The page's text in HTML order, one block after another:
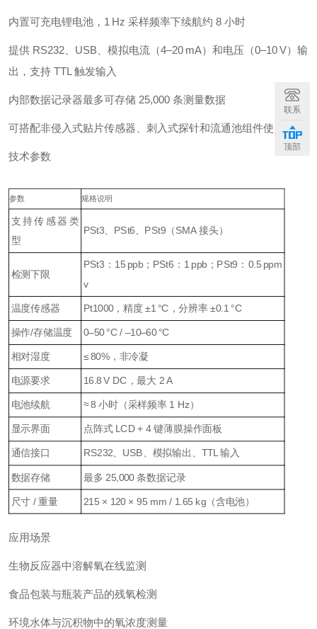
内置可充电锂电池，1 Hz 采样频率下续航约 8 小时
提供 RS232、USB、模拟电流（4–20 mA）和电压（0–10 V）输
出，支持 TTL 触发输入
内部数据记录器最多可存储 25,000 条测量数据
可搭配非侵入式贴片传感器、刺入式探针和流通池组件使用
技术参数
参数 规格说明
支持传感器类
型
PSt3、PSt6、PSt9（SMA 接头）
检测下限
PSt3：15 ppb；PSt6：1 ppb；PSt9：0.5 ppm
v
温度传感器 Pt1000，精度 ±1 °C，分辨率 ±0.1 °C
操作/存储温度 0–50 °C / –10–60 °C
相对湿度 ≤ 80%，非冷凝
电源要求 16.8 V DC，最大 2 A
电池续航 ≈ 8 小时（采样频率 1 Hz）
显示界面 点阵式 LCD + 4 键薄膜操作面板
通信接口 RS232、USB、模拟输出、TTL 输入
数据存储 最多 25,000 条数据记录
尺寸 / 重量 215 × 120 × 95 mm / 1.65 kg（含电池）
应用场景
生物反应器中溶解氧在线监测
食品包装与瓶装产品的残氧检测
环境水体与沉积物中的氧浓度测量
联系
顶部